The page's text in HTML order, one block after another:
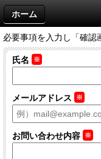
ホーム
必要事項を入力し「確認
氏名 ※
メールアドレス ※
お問い合わせ内容 ※